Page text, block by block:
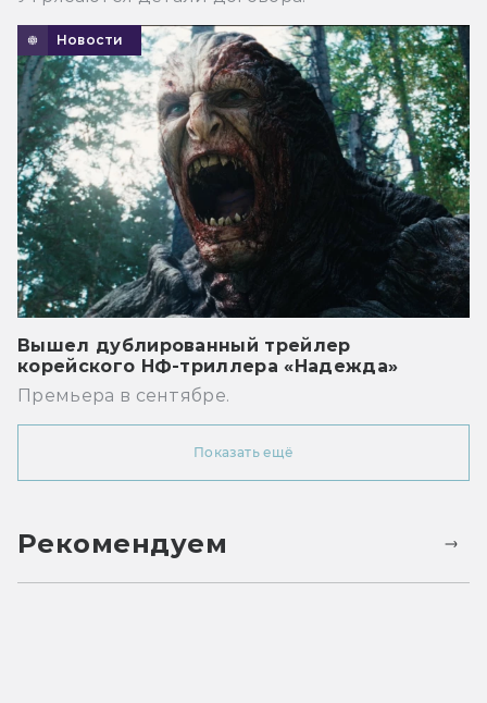
Новости
Вышел дублированный трейлер
корейского НФ-триллера «Надежда»
Премьера в сентябре.
Показать ещё
Рекомендуем